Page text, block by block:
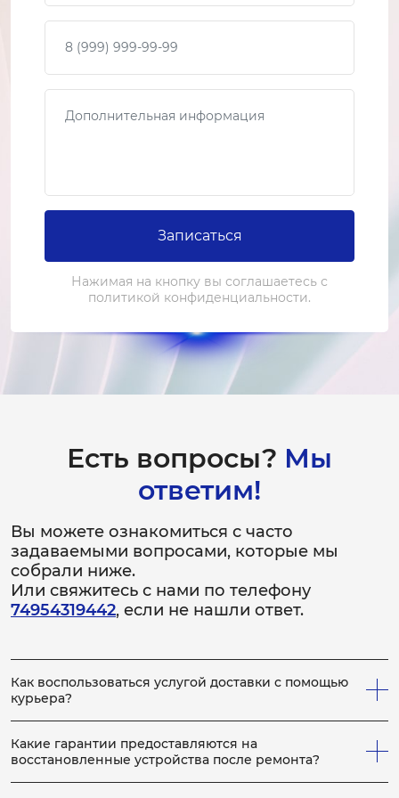
Ваш телефон
Сообщение
Записаться
Нажимая на кнопку вы соглашаетесь с
политикой конфиденциальности.
Есть вопросы? Мы
ответим!
Вы можете ознакомиться с часто
задаваемыми вопросами, которые мы
собрали ниже.
Или свяжитесь с нами по телефону
74954319442, если не нашли ответ.
Как воспользоваться услугой доставки с помощью
курьера?
Всё просто! Если у вас не получается привезти
неисправное устройство в сервис, вы можете заказать
нашего курьера, который заберет устройство на
ремонт, по выполнению которого, доставит устройство
обратно вам. Для этого сообщите менеджеру по
Какие гарантии предоставляются на
восстановленные устройства после ремонта?
На каждое отремонтированное устройство выдается